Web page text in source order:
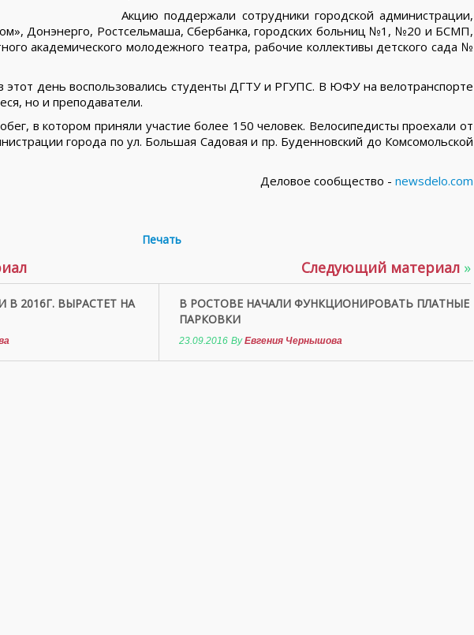
Акцию поддержали сотрудники городской администрации,
Донэнерго, Ростсельмаша, Сбербанка, городских больниц №1, №20 и БСМП,
академического молодежного театра, рабочие коллективы детского сада №
этот день воспользовались студенты ДГТУ и РГУПС. В ЮФУ на велотранспорте
но и преподаватели.
в котором приняли участие более 150 человек. Велосипедисты проехали от
города по ул. Большая Садовая и пр. Буденновский до Комсомольской
Деловое сообщество - newsdelo.com
Печать
2016Г. ВЫРАСТЕТ НА
Следующий материал »
В РОСТОВЕ НАЧАЛИ ФУНКЦИОНИРОВАТЬ ПЛАТНЫЕ
ПАРКОВКИ
23.09.2016 ByЕвгения Чернышова